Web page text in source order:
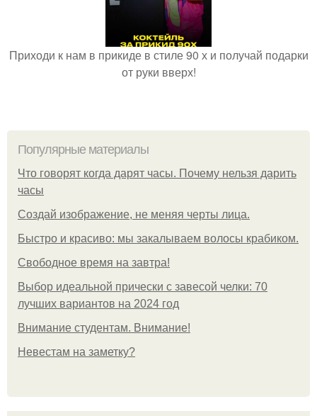
Приходи к нам в прикиде в стиле 90 х и получай подарки
от руки вверх!
Популярные материалы
Что говорят когда дарят часы. Почему нельзя дарить
часы
Создай изображение, не меняя черты лица.
Быстро и красиво: мы закалываем волосы крабиком.
Свободное время на завтра!
Выбор идеальной прически с завесой челки: 70
лучших вариантов на 2024 год
Внимание студентам. Внимание!
Невестам на заметку?